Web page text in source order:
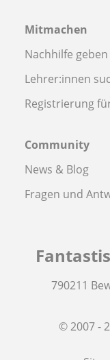
Mitmachen
Nachhilfe geben
Lehrer:innen
Registrierung
Community
News & Blog
Fragen und
790211
© 2007 -